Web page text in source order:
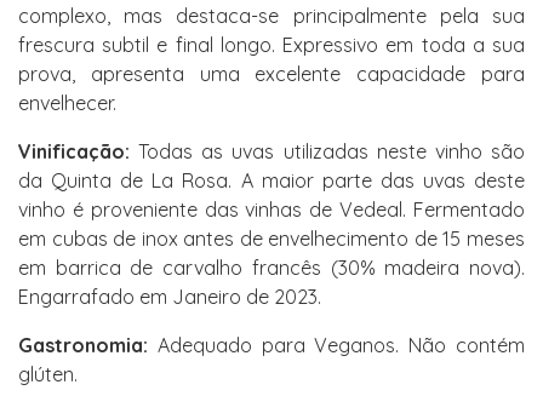
complexo, mas destaca-se principalmente pela sua
frescura subtil e final longo. Expressivo em toda a sua
prova, apresenta uma excelente capacidade para
envelhecer.
Vinificação: Todas as uvas utilizadas neste vinho são
da Quinta de La Rosa. A maior parte das uvas deste
vinho é proveniente das vinhas de Vedeal. Fermentado
em cubas de inox antes de envelhecimento de 15 meses
em barrica de carvalho francês (30% madeira nova).
Engarrafado em Janeiro de 2023.
Gastronomia: Adequado para Veganos. Não contém
glúten.